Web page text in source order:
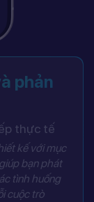
phản
thực tế
kế với mục
bạn phát
tình huống
cuộc trò